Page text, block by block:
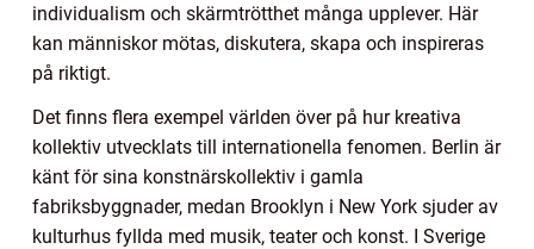
individualism och skärmtrötthet många upplever. Här
kan människor mötas, diskutera, skapa och inspireras
på riktigt.
Det finns flera exempel världen över på hur kreativa
kollektiv utvecklats till internationella fenomen. Berlin är
känt för sina konstnärskollektiv i gamla
fabriksbyggnader, medan Brooklyn i New York sjuder av
kulturhus fyllda med musik, teater och konst. I Sverige